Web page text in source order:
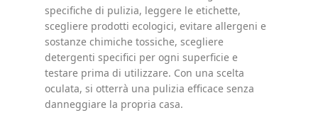
specifiche di pulizia, leggere le etichette,
scegliere prodotti ecologici, evitare allergeni e
sostanze chimiche tossiche, scegliere
detergenti specifici per ogni superficie e
testare prima di utilizzare. Con una scelta
oculata, si otterrà una pulizia efficace senza
danneggiare la propria casa.